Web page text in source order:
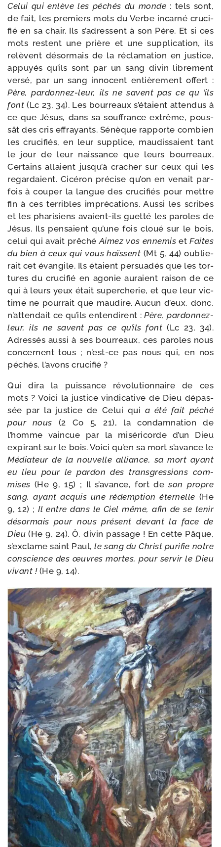
Celui qui enlève les péchés du monde : tels sont,
de fait, les pre­miers mots du Verbe incar­né cru­ci­
fié en sa chair. Ils s’adressent à son Père. Et si ces
mots res­tent une prière et une sup­pli­ca­tion, ils
relèvent désor­mais de la récla­ma­tion en jus­tice,
appuyés qu’ils sont par un sang divin libre­ment
ver­sé, par un sang inno­cent entiè­re­ment offert :
Père, pardonnez-​leur, ils ne savent pas ce qu ’ils
font (Lc 23, 34). Les bour­reaux s’étaient atten­dus à
ce que Jésus, dans sa souf­france extrême, pous­
sât des cris effrayants. Sénèque rap­porte com­bien
les cru­ci­fiés, en leur sup­plice, mau­dis­saient tant
le jour de leur nais­sance que leurs bour­reaux.
Certains allaient jusqu’à cra­cher sur ceux qui les
regar­daient. Cicéron pré­cise qu’on en venait par­
fois à cou­per la langue des cru­ci­fiés pour mettre
fin à ces ter­ribles impré­ca­tions. Aussi les scribes
et les pha­ri­siens avaient-​ils guet­té les paroles de
Jésus. Ils pen­saient qu’une fois cloué sur le bois,
celui qui avait prê­chéAimez vos enne­mis et Faites
du bien à ceux qui vous haïssent (Mt 5, 44) oublie­
rait cet évan­gile. Ils étaient per­sua­dés que les tor­
tures du cru­ci­fié en ago­nie auraient rai­son de ce
qui à leurs yeux était super­che­rie, et que leur vic­
time ne pour­rait que mau­dire. Aucun d’eux, donc,
n’attendait ce qu’ils enten­dirent :Père, pardonnez-​
leur, ils ne savent pas ce qu’ils font (Lc 23, 34).
Adressés aus­si à ses bour­reaux, ces paroles nous
concernent tous ; n’est-ce pas nous qui, en nos
péchés, l’avons crucifié ?
Qui dira la puis­sance révo­lu­tion­naire de ces
mots ? Voici la jus­tice vin­di­ca­tive de Dieu dépas­
sée par la jus­tice de Celui qui a été fait péché
pour nous (2 Co 5, 21), la condam­na­tion de
l’homme vain­cue par la misé­ri­corde d’un Dieu
expi­rant sur le bois. Voici qu’en sa mort s’avance le
Médiateur de la nou­velle alliance, sa mort ayant
eu lieu pour le par­don des trans­gres­sions com­
mises (He 9, 15) ; Il s’avance, fort deson propre
sang, ayant acquis une rédemp­tion éter­nelle (He
9, 12) ; Il entre dans le Ciel même, afin de se tenir
désor­mais pour nous pré­sent devant la face de
Dieu (He 9, 24). Ô, divin pas­sage ! En cette Pâque,
s’exclame saint Paul,le sang du Christ puri­fie notre
conscience des œuvres mortes, pour ser­vir le Dieu
vivant ! (He 9, 14).